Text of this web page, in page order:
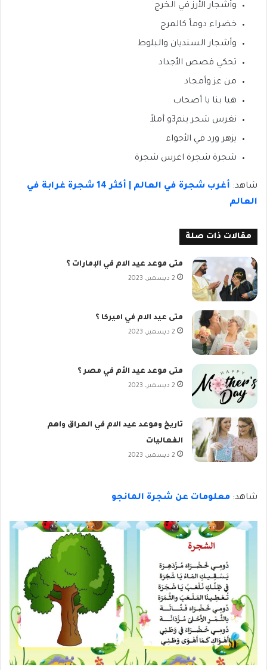
وأشجار الأرز في الخرج
خضراء دوماً كالمرج
وأشجار السنديان والبلوط
تحكي قصص الأجداد
من عز وأمجاد
هيا بنا يا أصحاب
نغرس شجر ينم3و أملاً
يزهر ورد في الأجواء
شجرة شجرة اغرس شجرة
شاهد:
أغرب شجرة في العالم | أكثر 14 شجرة غرابة في
العالم
مقالات ذات صلة
متى موعد عيد الام في الإمارات ؟
2 ديسمبر، 2023
متى عيد الام في اميركا ؟
2 ديسمبر، 2023
متى موعد عيد الأم في مصر ؟
2 ديسمبر، 2023
تاريخ وموعد عيد الام في العراق واهم
الفعاليات
2 ديسمبر، 2023
شاهد: معلومات عن شجرة المانجو